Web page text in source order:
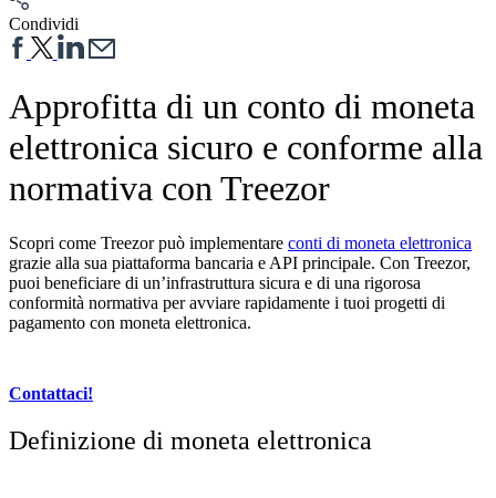
Condividi
Approfitta di un conto di moneta
elettronica sicuro e conforme alla
normativa con Treezor
Scopri come Treezor può implementare conti di moneta elettronica
grazie alla sua piattaforma bancaria e API principale. Con Treezor,
puoi beneficiare di un’infrastruttura sicura e di una rigorosa
conformità normativa per avviare rapidamente i tuoi progetti di
pagamento con moneta elettronica.
Contattaci!
Definizione di moneta elettronica